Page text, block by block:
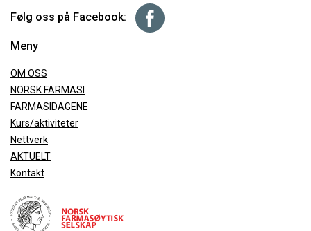
Følg oss på Facebook:
Meny
OM OSS
NORSK FARMASI
FARMASIDAGENE
Kurs/aktiviteter
Nettverk
AKTUELT
Kontakt